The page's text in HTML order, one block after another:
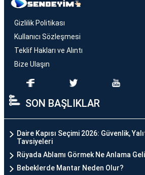
Gizlilik Politikası
Kullanıcı Sözleşmesi
Teklif Hakları ve Alıntı
Bize Ulaşın
SON BAŞLIKLAR
Daire Kapısı Seçimi 2026: Güvenlik,
Tavsiyeleri
Rüyada Ablamı Görmek Ne Anlama
Bebeklerde Mantar Neden Olur?